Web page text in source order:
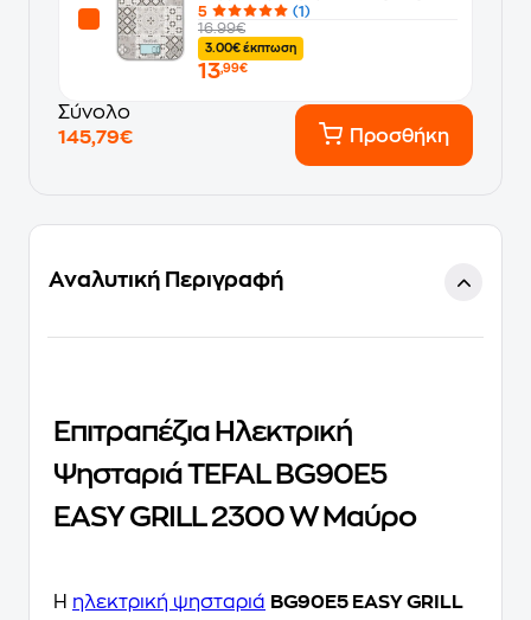
5
(1)
16.99€
3.00€ έκπτωση
13,99€
Σύνολο
145,79€
Προσθήκη
Αναλυτική Περιγραφή
Επιτραπέζια Ηλεκτρική
Ψησταριά TEFAL BG90E5
EASY GRILL 2300 W Μαύρο
H ηλεκτρική ψησταριά BG90E5 EASY GRILL